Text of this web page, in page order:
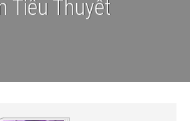
Tiểu Thuyết